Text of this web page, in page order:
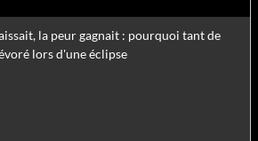
la peur gagnait : pourquoi tant de
lors d'une éclipse